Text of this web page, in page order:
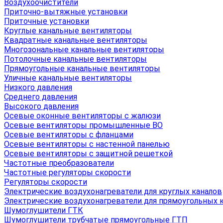
Воздухоочистители
Приточно-вытяжные установки
Приточные установки
Круглые канальные вентиляторы
Квадратные канальные вентиляторы
Многозональные канальные вентиляторы
Потолочные канальные вентиляторы
Прямоугольные канальные вентиляторы
Уличные канальные вентиляторы
Низкого давления
Среднего давления
Высокого давления
Осевые оконные вентиляторы с жалюзи
Осевые вентиляторы промышленные ВО
Осевые вентиляторы с фланцами
Осевые вентиляторы с настенной панелью
Осевые вентиляторы с защитной решеткой
Частотные преобразователи
Частотные регуляторы скорости
Регуляторы скорости
Электрические воздухонагреватели для круглых каналов
Электрические воздухонагреватели для прямоугольных
Шумоглушители ГТК
Шумоглушители трубчатые прямоугольные ГТП